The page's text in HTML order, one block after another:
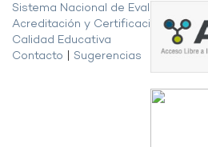
Sistema Nacional de Evaluación,
Acreditación y Certificación de la
Calidad Educativa
Contacto
Sugerencias